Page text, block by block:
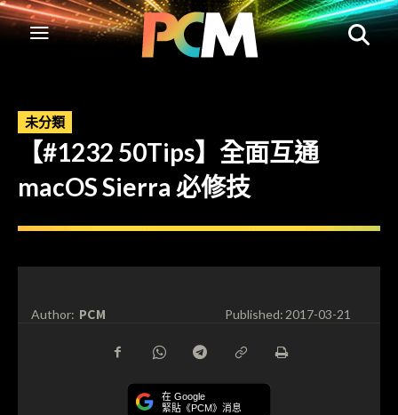
未分類
【#1232 50Tips】全面互通
macOS Sierra 必修技
Author: PCM Published:2017-03-21
在 Google
緊貼《PCM》消息